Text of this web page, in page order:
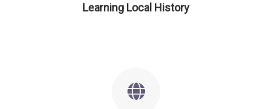
Learning Local History